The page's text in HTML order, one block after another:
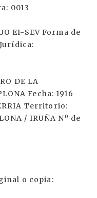
0013
EI-SEV Forma de
DE LA
Fecha: 1916
Territorio:
/ IRUÑA Nº de
o copia: